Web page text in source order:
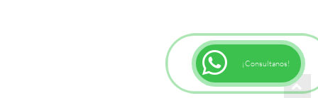
¡Consultanos!